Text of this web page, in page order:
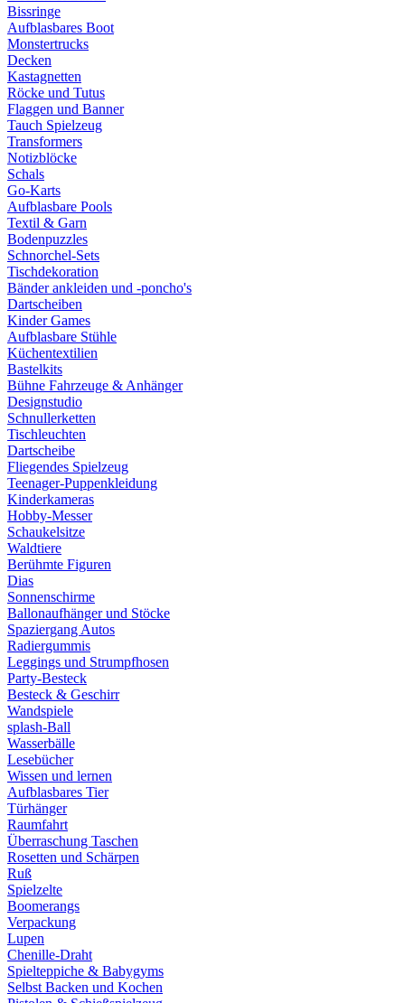
Bissringe
Aufblasbares Boot
Monstertrucks
Decken
Kastagnetten
Röcke und Tutus
Flaggen und Banner
Tauch Spielzeug
Transformers
Notizblöcke
Schals
Go-Karts
Aufblasbare Pools
Textil & Garn
Bodenpuzzles
Schnorchel-Sets
Tischdekoration
Bänder ankleiden und -poncho's
Dartscheiben
Kinder Games
Aufblasbare Stühle
Küchentextilien
Bastelkits
Bühne Fahrzeuge & Anhänger
Designstudio
Schnullerketten
Tischleuchten
Dartscheibe
Fliegendes Spielzeug
Teenager-Puppenkleidung
Kinderkameras
Hobby-Messer
Schaukelsitze
Waldtiere
Berühmte Figuren
Dias
Sonnenschirme
Ballonaufhänger und Stöcke
Spaziergang Autos
Radiergummis
Leggings und Strumpfhosen
Party-Besteck
Besteck & Geschirr
Wandspiele
splash-Ball
Wasserbälle
Lesebücher
Wissen und lernen
Aufblasbares Tier
Türhänger
Raumfahrt
Überraschung Taschen
Rosetten und Schärpen
Ruß
Spielzelte
Boomerangs
Verpackung
Lupen
Chenille-Draht
Spielteppiche & Babygyms
Selbst Backen und Kochen